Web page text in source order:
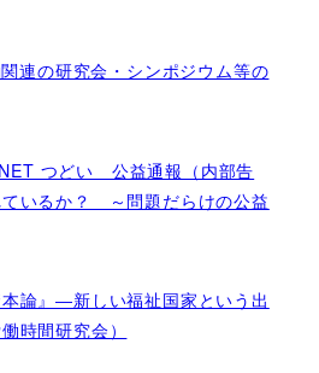
連の研究会・シンポジウム等の
つどい 公益通報（内部告
いるか？ ～問題だらけの公益
本論』―新しい福祉国家という出
時間研究会）